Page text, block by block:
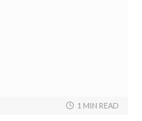
1 MIN READ